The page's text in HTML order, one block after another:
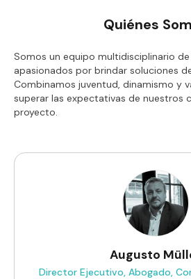
Quiénes
Somos un equipo multidisciplinario
apasionados por brindar soluciones
Combinamos juventud, dinamismo y
superar las expectativas de nuestros
proyecto.
Augusto
Director Ejecutivo, Abogado,